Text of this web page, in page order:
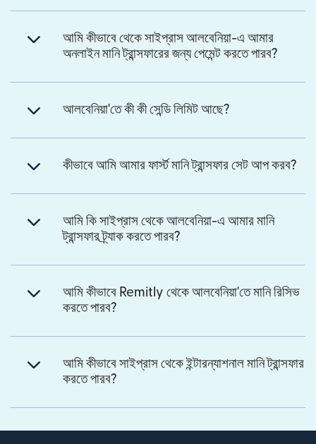
আমি কীভাবে থেকে সাইপ্রাস আলবেনিয়া-এ আমার
অনলাইন মানি ট্রান্সফারের জন্য পেমেন্ট করতে পারব?
আলবেনিয়া'তে কী কী সেন্ডি লিমিট আছে?
কীভাবে আমি আমার ফার্স্ট মানি ট্রান্সফার সেট আপ করব?
আমি কি সাইপ্রাস থেকে আলবেনিয়া-এ আমার মানি
ট্রান্সফার ট্র্যাক করতে পারব?
আমি কীভাবে Remitly থেকে আলবেনিয়া'তে মানি রিসিভ
করতে পারব?
আমি কীভাবে সাইপ্রাস থেকে ইন্টারন্যাশনাল মানি ট্রান্সফার
করতে পারব?